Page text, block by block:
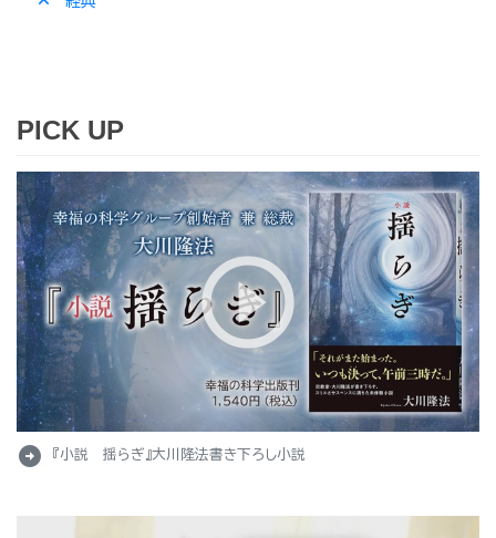
PICK UP
arrow_circle_right 『小説 揺らぎ』大川隆法書き下ろし小説